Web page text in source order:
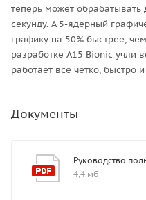
теперь может
секунду. А 5-ядерный
графику на 50% быстрее,
разработке A15 Bionic учли
работает все четко, быстро
Документы
Руководство
4,4 мб